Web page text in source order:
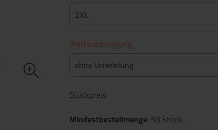
2XL
Werbeanbringung
ohne Veredelung
Stückpreis
Mindestbestellmenge: 50 Stück